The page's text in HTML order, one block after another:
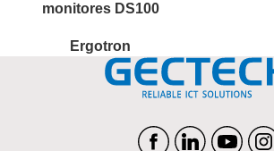
monitores DS100
Ergotron